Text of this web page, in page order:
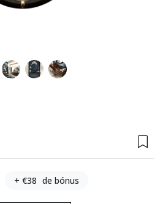
+ €38 de bónus